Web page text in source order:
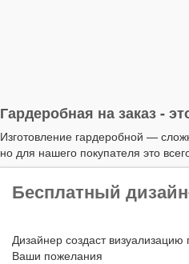
Гардеробная на заказ -
Изготовление гардеробной —
но для нашего покупателя это
Бесплатный
Дизайнер создаст
Ваши пожелания